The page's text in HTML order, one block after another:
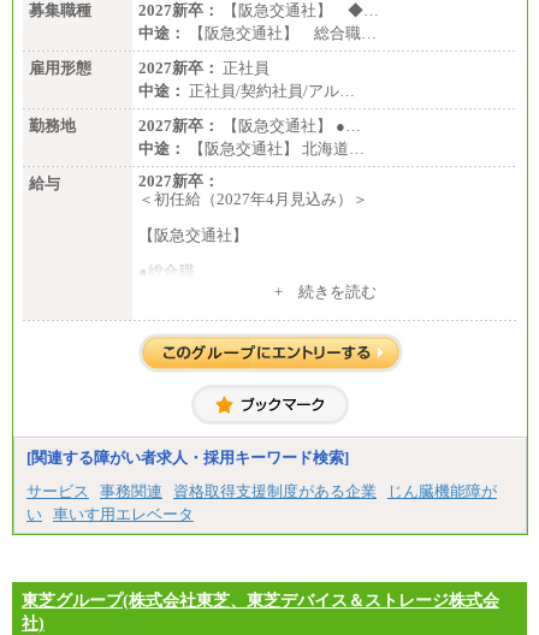
募集職種
2027新卒：
【阪急交通社】 ◆…
中途：
【阪急交通社】 総合職…
雇用形態
2027新卒： 正社員
中途： 正社員/契約社員/アル…
勤務地
2027新卒：
【阪急交通社】 ●…
中途：
【阪急交通社】 北海道…
給与
2027新卒：
＜初任給（2027年4月見込み）＞
【阪急交通社】
●総合職
(※3)、239,000円(※4)、237,000円（※5）
・専門・短大卒
(※3)、218,500円(※4)、216,500円（※5）
※1…東京都、埼玉県、千葉県、神奈川県
※2…大阪府、京都府、兵庫県、滋賀県
※3…愛知県、静岡県
※4…北海道、宮城県、栃木県、群馬県、長野県、新
潟県、富山県、石川県、岡山県、広島県、山口県、
香川県、福岡県
県、福島県、山形県
・月給には一律地域手当を含んだ金額を表示
（一律地域手当：※1…36,000円、※2…33,000円、
+ 続きを読む
[関連する障がい者求人・採用キーワード検索]
サービス
事務関連 資格取得支援制度がある企業
じん臓機能障が
い 車いす用エレベータ
東芝グループ(株式会社東芝、東芝デバイス＆ストレージ株式会
社)